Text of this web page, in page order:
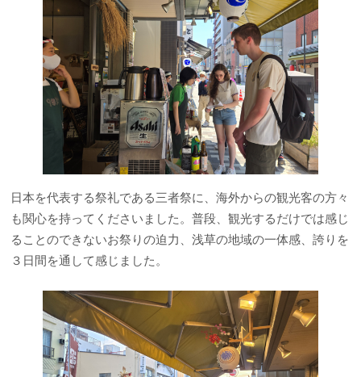
日本を代表する祭礼である三者祭に、海外からの観光客の方々
も関心を持ってくださいました。普段、観光するだけでは感じ
ることのできないお祭りの迫力、浅草の地域の一体感、誇りを
３日間を通して感じました。